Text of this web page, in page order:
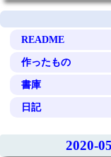
README
作ったもの
書庫
日記
2020-05